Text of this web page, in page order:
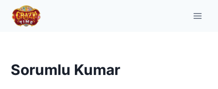
Sorumlu Kumar